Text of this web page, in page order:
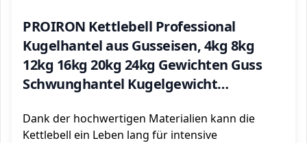
PROIRON Kettlebell Professional
Kugelhantel aus Gusseisen, 4kg 8kg
12kg 16kg 20kg 24kg Gewichten Guss
Schwunghantel Kugelgewicht
Dank der hochwertigen Materialien kann die
Kettlebell ein Leben lang für intensive